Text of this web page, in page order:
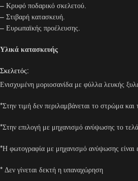
– Κρυφό ποδαρικό σκελετού.
– Στιβαρή κατασκευή.
– Ευρωπαϊκής προέλευσης.
Υλικά κατασκευής
Σκελετός:
Ενισχυμένη μοριοσανίδα με φύλλα λευκής
*Στην τιμή δεν περιλαμβάνεται το στρώμα
*Στην επιλογή με μηχανισμό ανύψωσης το
*Η φωτογραφία με μηχανισμό ανύψωσης είναι
* Δεν γίνεται δεκτή η υπαναχώρηση